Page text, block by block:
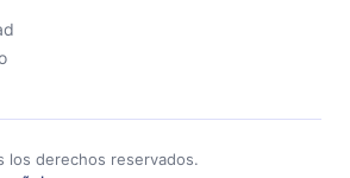
los derechos reservados.